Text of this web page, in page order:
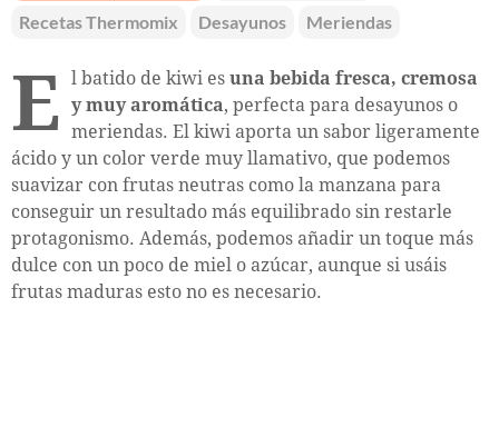
Recetas Thermomix
Desayunos Meriendas
E l batido de kiwi es una bebida fresca, cremosa
y muy aromática, perfecta para desayunos o
meriendas. El kiwi aporta un sabor ligeramente
ácido y un color verde muy llamativo, que podemos
suavizar con frutas neutras como la manzana para
conseguir un resultado más equilibrado sin restarle
protagonismo. Además, podemos añadir un toque más
dulce con un poco de miel o azúcar, aunque si usáis
frutas maduras esto no es necesario.